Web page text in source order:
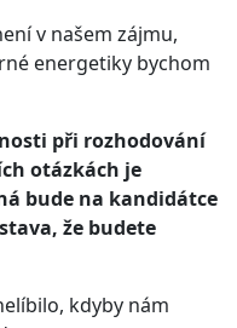
v našem zájmu,
energetiky bychom
při rozhodování
otázkách je
bude na kandidátce
že budete
kdyby nám